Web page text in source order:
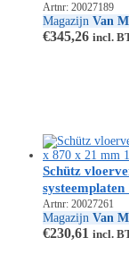
Artnr: 20027189
Magazijn Van
€345,26 incl.
Schütz
Artnr: 20027261
Magazijn Van
€230,61 incl.